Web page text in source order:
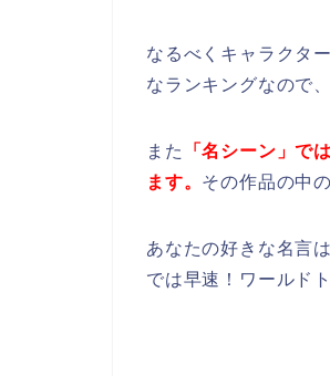
なるべくキャラクタ
なランキングなので
また
「名シーン」で
ます。 その作品の中
あなたの好きな名言
では早速！ワールド